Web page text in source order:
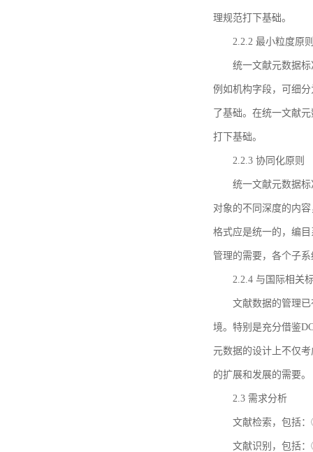
理规范打下基础。
2.2.2 最小粒度原
统一文献元数据
例如机构字段，可细
了基础。在统一文献
打下基础。
2.2.3 协同化原则
统一文献元数据
对象的不同深度的内
格式应是统一的，编
管理的需要，各个子
2.2.4 与国际相关
文献数据的管理
境。特别是充分借鉴
元数据的设计上不仅
的扩展和发展的需要。
2.3 需求分析
文献检索，包括
文献识别，包括